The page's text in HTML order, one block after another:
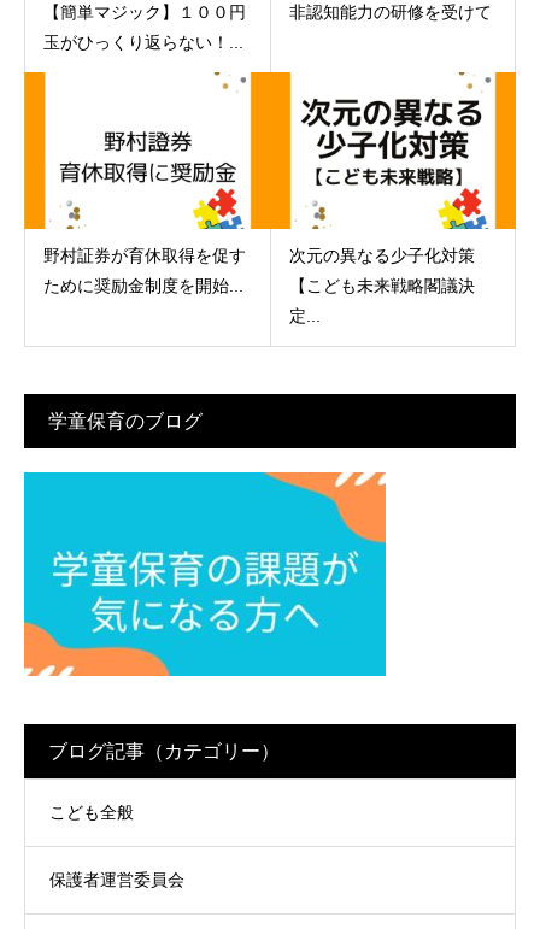
【簡単マジック】１００円
玉がひっくり返らない！...
非認知能力の研修を受けて
野村証券が育休取得を促す
ために奨励金制度を開始...
次元の異なる少子化対策
【こども未来戦略閣議決
定...
学童保育のブログ
ブログ記事（カテゴリー）
こども全般
保護者運営委員会